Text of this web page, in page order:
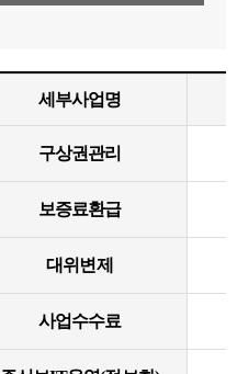
세부사업명
구상권관리
보증료환급
대위변제
사업수수료